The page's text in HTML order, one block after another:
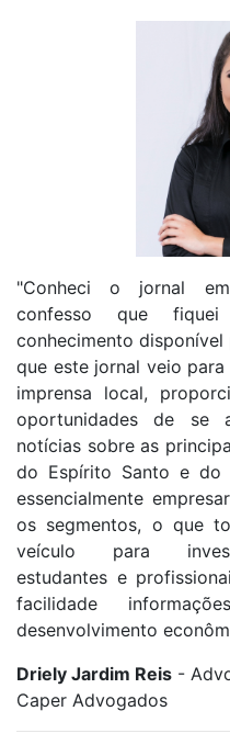
"Conheci o jornal
confesso que
conhecimento
que este jornal veio
imprensa local,
oportunidades de se
notícias sobre as
do Espírito Santo e do
essencialmente
os segmentos, o que
veículo para
estudantes e
facilidade
desenvolvimento
Driely Jardim Reis -
Caper Advogados